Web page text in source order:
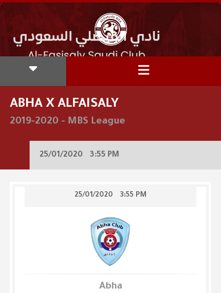
ABHA X ALFAISALY
2019-2020 - MBS League
25/01/2020 3:55 PM
25/01/2020 3:55 PM
Abha